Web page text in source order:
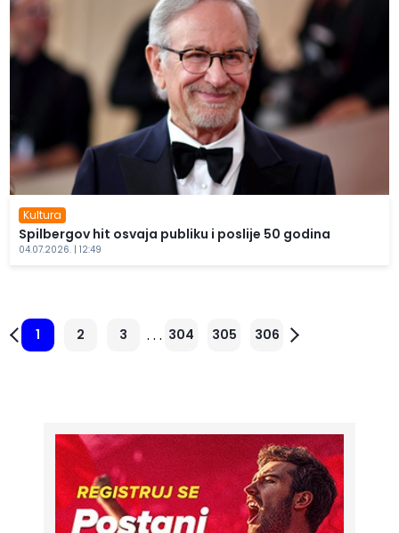
Kultura
Spilbergov hit osvaja publiku i poslije 50 godina
04.07.2026. | 12:49
1 2 3 . . . 304 305 306